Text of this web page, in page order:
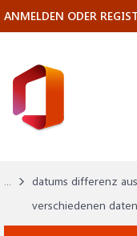
...
datums differenz aus
verschiedenen
ANMELDEN ODER